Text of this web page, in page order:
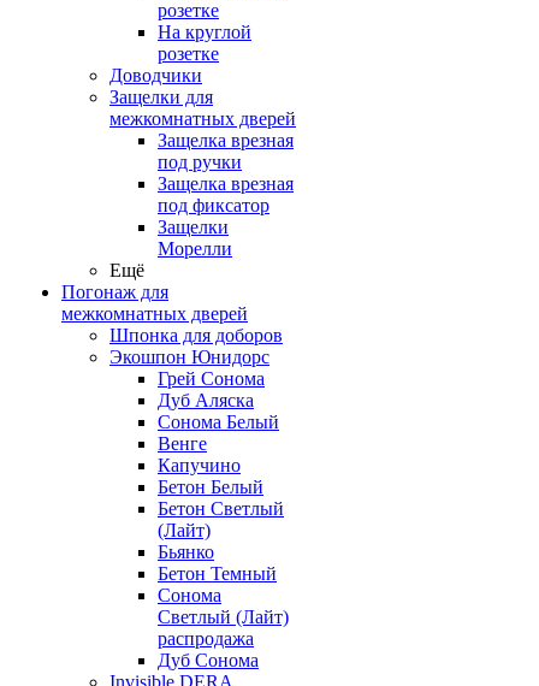
розетке
На круглой
розетке
Доводчики
Защелки для
межкомнатных дверей
Защелка врезная
под ручки
Защелка врезная
под фиксатор
Защелки
Морелли
Ещё
Погонаж для
межкомнатных дверей
Шпонка для доборов
Экошпон Юнидорс
Грей Сонома
Дуб Аляска
Сонома Белый
Венге
Капучино
Бетон Белый
Бетон Светлый
(Лайт)
Бьянко
Бетон Темный
Сонома
Светлый (Лайт)
распродажа
Дуб Сонома
Invisible DERA